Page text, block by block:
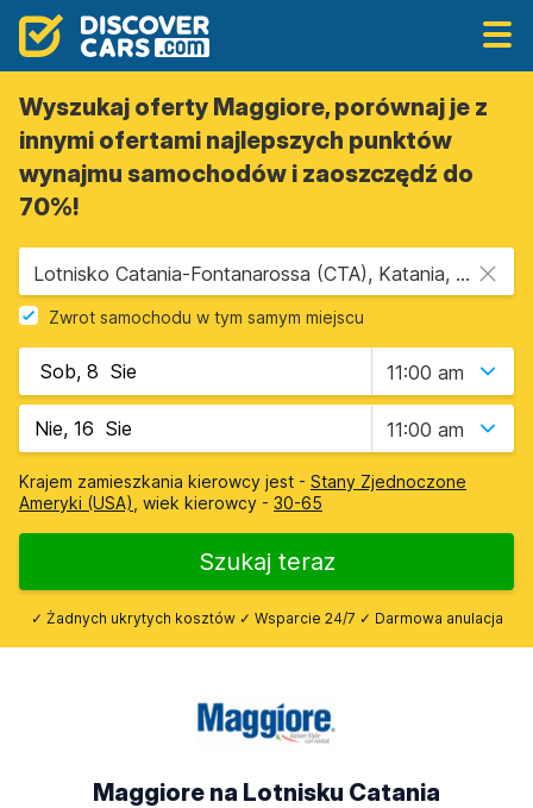
Wyszukaj oferty Maggiore, porównaj je z
innymi ofertami najlepszych punktów
wynajmu samochodów i zaoszczędź do
70%!
Lotnisko Catania-Fontanarossa (CTA), Katania, Sycylia
Zwrot samochodu w tym samym miejscu
11:00 am
11:00 am
Krajem zamieszkania kierowcy jest - Stany Zjednoczone
Ameryki (USA) , wiek kierowcy - 30-65
Szukaj teraz
✓ Żadnych ukrytych kosztów ✓ Wsparcie 24/7 ✓ Darmowa anulacja
Maggiore na Lotnisku Catania